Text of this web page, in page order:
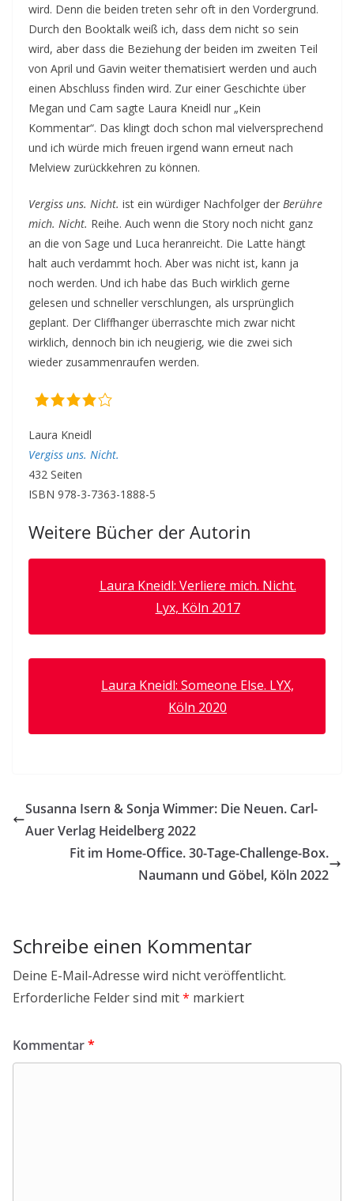
wird. Denn die beiden treten sehr oft in den Vordergrund.
Durch den Booktalk weiß ich, dass dem nicht so sein
wird, aber dass die Beziehung der beiden im zweiten Teil
von April und Gavin weiter thematisiert werden und auch
einen Abschluss finden wird. Zur einer Geschichte über
Megan und Cam sagte Laura Kneidl nur „Kein
Kommentar“. Das klingt doch schon mal vielversprechend
und ich würde mich freuen irgend wann erneut nach
Melview zurückkehren zu können.
Vergiss uns. Nicht. ist ein würdiger Nachfolger der Berühre
mich. Nicht. Reihe. Auch wenn die Story noch nicht ganz
an die von Sage und Luca heranreicht. Die Latte hängt
halt auch verdammt hoch. Aber was nicht ist, kann ja
noch werden. Und ich habe das Buch wirklich gerne
gelesen und schneller verschlungen, als ursprünglich
geplant. Der Cliffhanger überraschte mich zwar nicht
wirklich, dennoch bin ich neugierig, wie die zwei sich
wieder zusammenraufen werden.
Laura Kneidl
Vergiss uns. Nicht.
432 Seiten
ISBN 978-3-7363-1888-5
Weitere Bücher der Autorin
Laura Kneidl: Verliere mich. Nicht.
Lyx, Köln 2017
Laura Kneidl: Someone Else. LYX,
Köln 2020
Susanna Isern & Sonja Wimmer: Die Neuen. Carl-
Auer Verlag Heidelberg 2022
Fit im Home-Office. 30-Tage-Challenge-Box.
Naumann und Göbel, Köln 2022
Schreibe einen Kommentar
Deine E-Mail-Adresse wird nicht veröffentlicht.
Erforderliche Felder sind mit* markiert
Kommentar*